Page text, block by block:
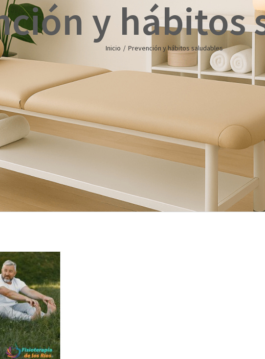
y hábitos
Inicio / Prevención y hábitos saludables